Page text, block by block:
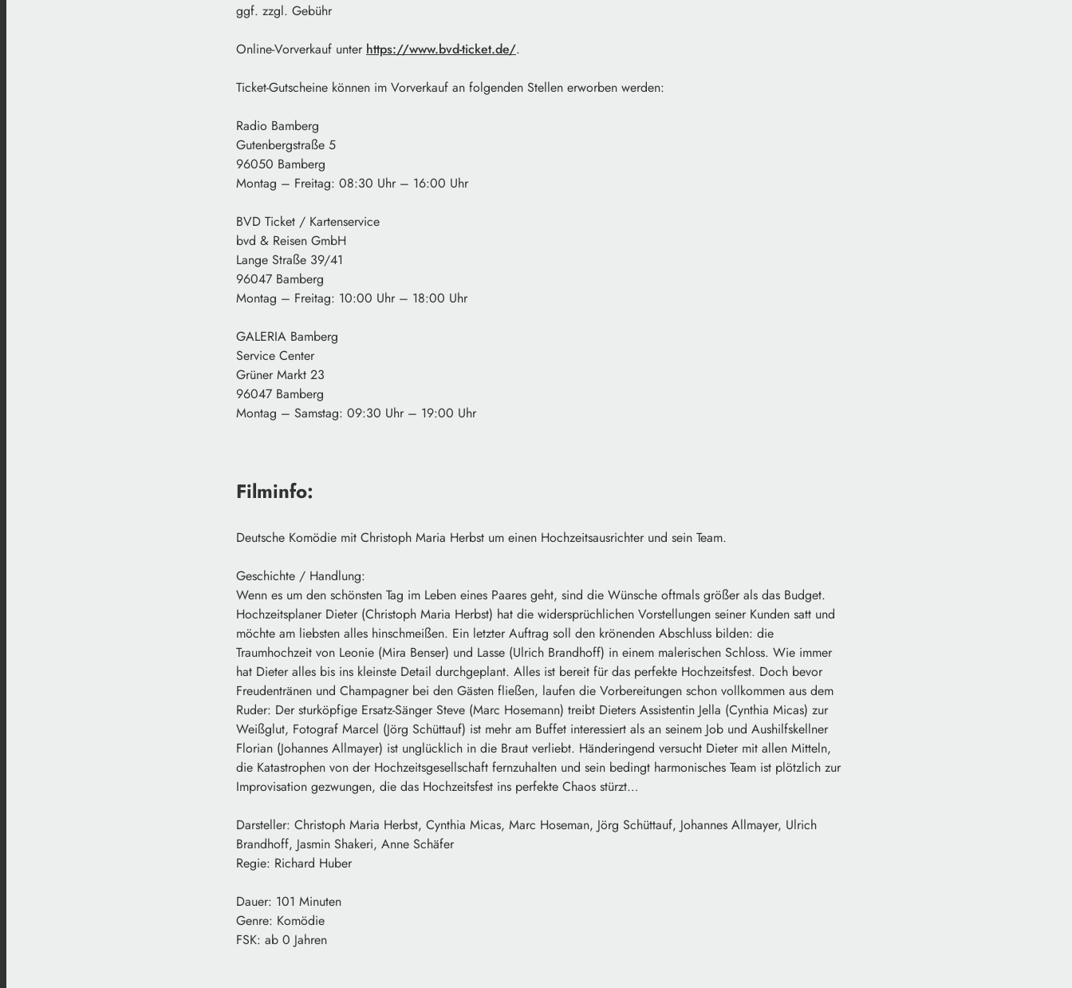
ggf. zzgl. Gebühr
Online-Vorverkauf unter https://www.bvd-ticket.de/.
Ticket-Gutscheine können im Vorverkauf an folgenden Stellen erworben werden:
Radio Bamberg
Gutenbergstraße 5
96050 Bamberg
Montag – Freitag: 08:30 Uhr – 16:00 Uhr
BVD Ticket / Kartenservice
bvd & Reisen GmbH
Lange Straße 39/41
96047 Bamberg
Montag – Freitag: 10:00 Uhr – 18:00 Uhr
GALERIA Bamberg
Service Center
Grüner Markt 23
96047 Bamberg
Montag – Samstag: 09:30 Uhr – 19:00 Uhr
Filminfo:
Deutsche Komödie mit Christoph Maria Herbst um einen Hochzeitsausrichter und sein Team.
Geschichte / Handlung:
Wenn es um den schönsten Tag im Leben eines Paares geht, sind die Wünsche oftmals größer als das Budget.
Hochzeitsplaner Dieter (Christoph Maria Herbst) hat die widersprüchlichen Vorstellungen seiner Kunden satt und
möchte am liebsten alles hinschmeißen. Ein letzter Auftrag soll den krönenden Abschluss bilden: die
Traumhochzeit von Leonie (Mira Benser) und Lasse (Ulrich Brandhoff) in einem malerischen Schloss. Wie immer
hat Dieter alles bis ins kleinste Detail durchgeplant. Alles ist bereit für das perfekte Hochzeitsfest. Doch bevor
Freudentränen und Champagner bei den Gästen fließen, laufen die Vorbereitungen schon vollkommen aus dem
Ruder: Der sturköpfige Ersatz-Sänger Steve (Marc Hosemann) treibt Dieters Assistentin Jella (Cynthia Micas) zur
Weißglut, Fotograf Marcel (Jörg Schüttauf) ist mehr am Buffet interessiert als an seinem Job und Aushilfskellner
Florian (Johannes Allmayer) ist unglücklich in die Braut verliebt. Händeringend versucht Dieter mit allen Mitteln,
die Katastrophen von der Hochzeitsgesellschaft fernzuhalten und sein bedingt harmonisches Team ist plötzlich zur
Improvisation gezwungen, die das Hochzeitsfest ins perfekte Chaos stürzt…
Darsteller: Christoph Maria Herbst, Cynthia Micas, Marc Hoseman, Jörg Schüttauf, Johannes Allmayer, Ulrich
Brandhoff, Jasmin Shakeri, Anne Schäfer
Regie: Richard Huber
Dauer: 101 Minuten
Genre: Komödie
FSK: ab 0 Jahren